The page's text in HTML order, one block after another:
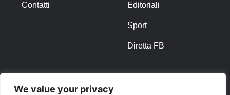
We value your privacy
Contatti Editoriali
Sport
Diretta FB